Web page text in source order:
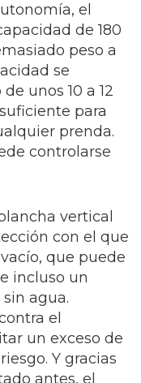
el
de 180
peso a
se
unos 10 a 12
para
prenda.
controlarse
vertical
con el que
que puede
incluso un
agua.
el
un exceso de
Y gracias
antes, el